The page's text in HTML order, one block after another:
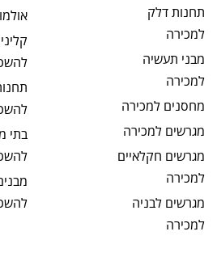
תחנות דלק
למכירה
מבני תעשיה
למכירה
מחסנים למכירה
מגרשים למכירה
מגרשים חקלאיים
למכירה
מגרשים לבניה
למכירה
בתי